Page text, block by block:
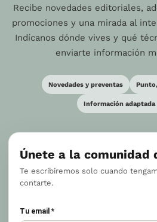
Recibe novedades editoriales,
promociones y una mirada al
Indícanos dónde vives y qué
enviarte información
Novedades y preventas
Información adaptada
Únete a la comunidad
Te escribiremos solo cuando
contarte.
Tu email *